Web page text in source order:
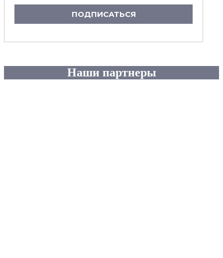
ПОДПИСАТЬСЯ
Наши партнеры